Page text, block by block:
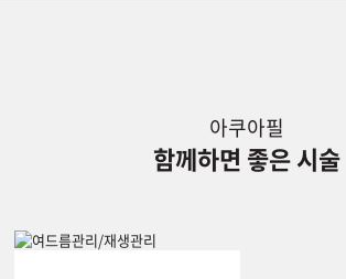
아쿠아필
함께하면 좋은 시술